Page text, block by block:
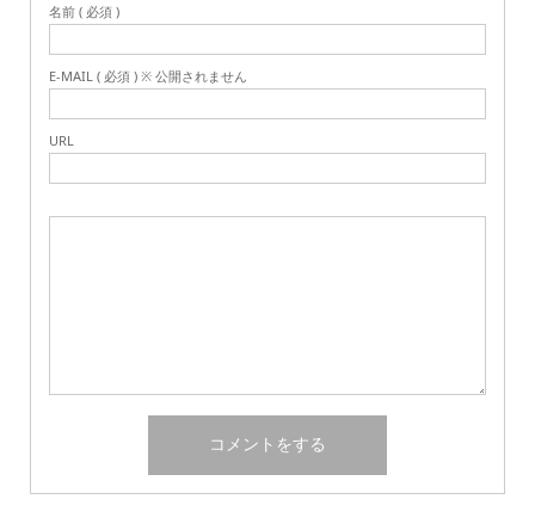
名前 ( 必須 )
E-MAIL ( 必須 ) ※ 公開されません
URL